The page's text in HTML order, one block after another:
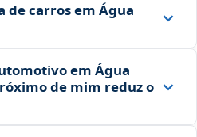
de carros em Água
em Água
de mim reduz o